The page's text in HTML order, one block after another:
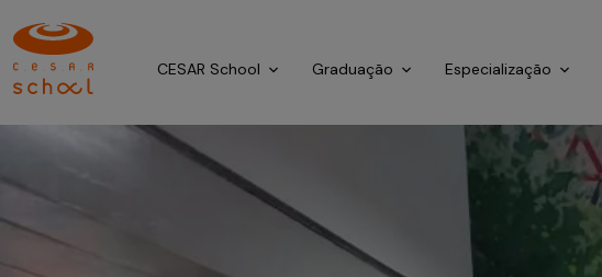
CESAR School Graduação Especialização